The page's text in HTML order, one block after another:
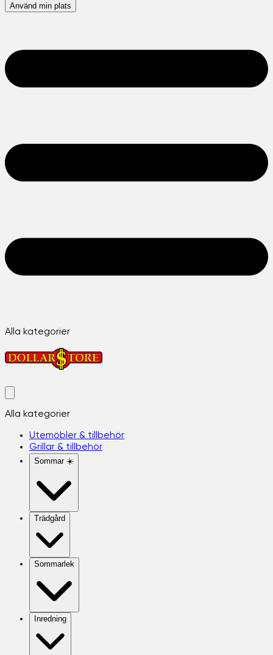
Använd min plats
Alla kategorier
Alla kategorier
Utemöbler & tillbehör
Grillar & tillbehör
Sommar ☀️
Trädgård
Sommarlek
Inredning